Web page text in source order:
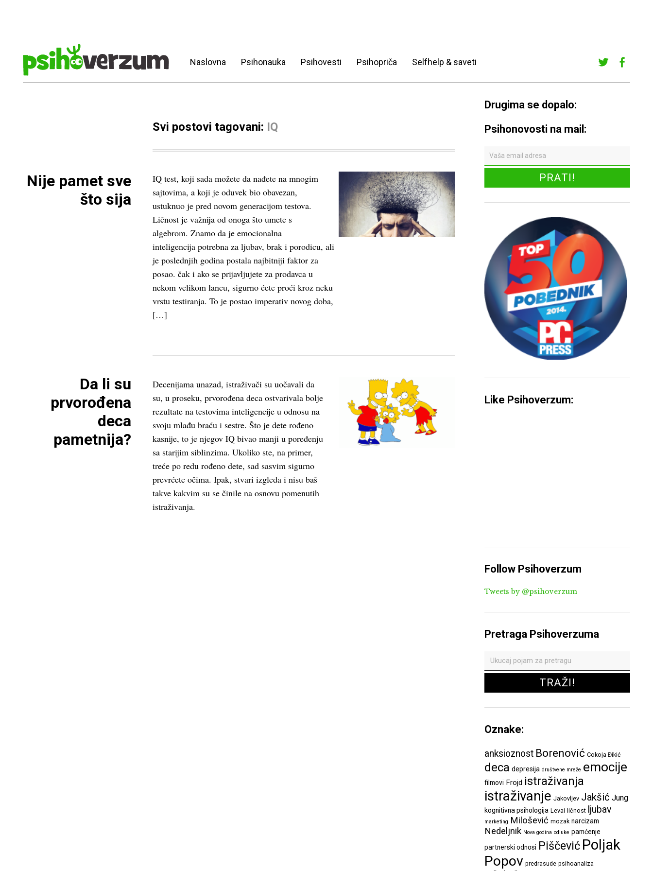
Naslovna Psihonauka Psihovesti Psihopriča Selfhelp & saveti
r
ook
Svi postovi tagovani: IQ
Nije pamet sve
što sija
IQ test, koji sada možete da nađete na mnogim
sajtovima, a koji je oduvek bio obavezan,
ustuknuo je pred novom generacijom testova.
Ličnost je važnija od onoga što umete s
algebrom. Znamo da je emocionalna
inteligencija potrebna za ljubav, brak i porodicu, ali
je poslednjih godina postala najbitniji faktor za
posao. čak i ako se prijavljujete za prodavca u
nekom velikom lancu, sigurno ćete proći kroz neku
vrstu testiranja. To je postao imperativ novog doba,
[…]
Da li su
prvorođena
deca
pametnija?
Decenijama unazad, istraživači su uočavali da
su, u proseku, prvorođena deca ostvarivala bolje
rezultate na testovima inteligencije u odnosu na
svoju mlađu braću i sestre. Što je dete rođeno
kasnije, to je njegov IQ bivao manji u poređenju
sa starijim siblinzima. Ukoliko ste, na primer,
treće po redu rođeno dete, sad sasvim sigurno
prevrćete očima. Ipak, stvari izgleda i nisu baš
takve kakvim su se činile na osnovu pomenutih
istraživanja.
Drugima se dopalo:
Psihonovosti na mail:
Like Psihoverzum:
Follow Psihoverzum
Tweets by @psihoverzum
Pretraga Psihoverzuma
Oznake:
anksioznost Borenović Cokoja Đikić
deca depresija društvene mreže emocije
filmovi Frojd istraživanja
istraživanje Jakovljev Jakšić Jung
kognitivna psihologija Levai ličnost ljubav
marketing Milošević mozak narcizam
Nedeljnik Nova godina odluke pamćenje
partnerski odnosi Piščević Poljak
Popov predrasude psihoanaliza